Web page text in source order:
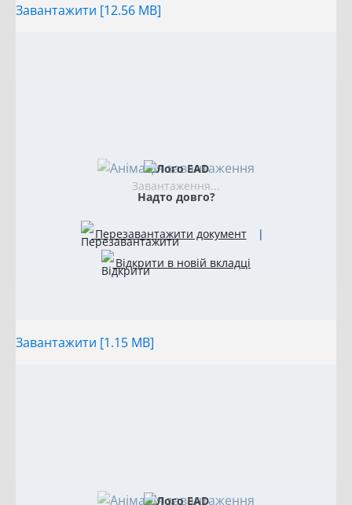
Завантажити [12.56 MB]
Завантаження...
Надто довго?
Перезавантажити документ
|
Відкрити в новій вкладці
Завантажити [1.15 MB]